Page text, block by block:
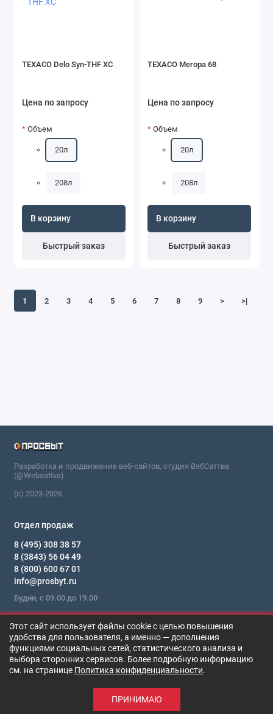
0
TEXACO Delo Syn-THF XC
Цена по запросу
Объем
20л
208л
В корзину
Быстрый заказ
TEXACO Meropa 68
Цена по запросу
Объем
20л
208л
В корзину
Быстрый заказ
1 2 3 4 5 6 7 8 9 > >|
Разработка и продвижение веб-сайтов, студия ВэбСаттва
(@Websattva) .
(c) 2023-2026
Отдел продаж
8 (495) 308 38 57
8 (3843) 56 04 49
8 (800) 600 67 01
info@prosbyt.ru
Будни, с 09.00 до 19.00
Этот сайт использует файлы cookie с целью повышения
удобства для пользователя, а именно — дополнения
функциями социальных сетей, статистического анализа и
выбора сторонних сервисов. Более подробную информацию
см. на странице Политика конфиденциальности.
ПРИНИМАЮ